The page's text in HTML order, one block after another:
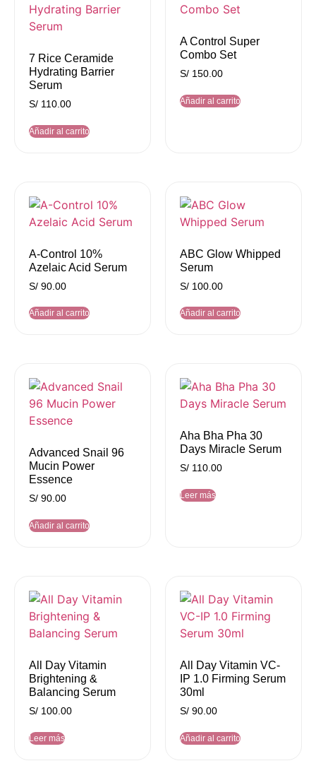
7 Rice Ceramide
Hydrating Barrier
Serum
S/ 110.00
Añadir al carrito
A Control Super
Combo Set
S/ 150.00
Añadir al carrito
A-Control 10%
Azelaic Acid Serum
S/ 90.00
Añadir al carrito
ABC Glow Whipped
Serum
S/ 100.00
Añadir al carrito
Advanced Snail 96
Mucin Power
Essence
S/ 90.00
Añadir al carrito
Aha Bha Pha 30
Days Miracle Serum
S/ 110.00
Leer más
All Day Vitamin
Brightening &
Balancing Serum
S/ 100.00
Leer más
All Day Vitamin VC-
IP 1.0 Firming Serum
30ml
S/ 90.00
Añadir al carrito